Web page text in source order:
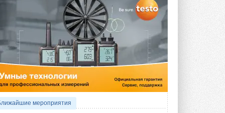
«Датарк» испытал модульный
ЦОД с плотностью 54 кВт на
стойку
Испытания прошли на собственной
производственной площадке и были ...
3 АВГУСТА 2026
Samsung выпускает VRF-
систему DVM на R32
Линейка включает семь типоразмеров
производительностью от 22,4 до 56 кВт.
Суммарная длина трубопроводов ...
3 АВГУСТА 2026
мероприятия